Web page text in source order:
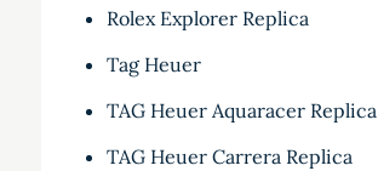
Rolex Explorer Replica
Tag Heuer
TAG Heuer Aquaracer Replica
TAG Heuer Carrera Replica